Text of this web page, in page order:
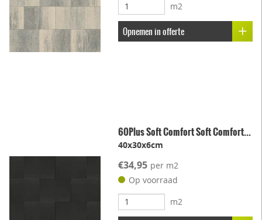
m2
Opnemen in offerte
60Plus Soft Comfort Soft Comfort...
40x30x6cm
€34,95 per m2
Op voorraad
m2